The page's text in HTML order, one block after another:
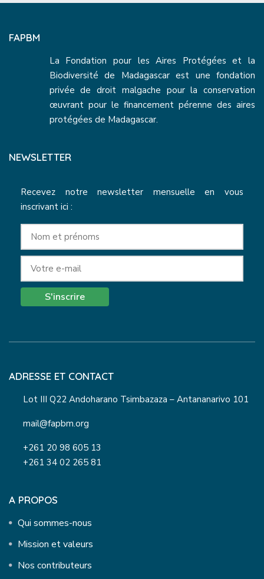
FAPBM
La Fondation pour les Aires Protégées et la
Biodiversité de Madagascar est une fondation
privée de droit malgache pour la conservation
œuvrant pour le financement pérenne des aires
protégées de Madagascar.
NEWSLETTER
Recevez notre newsletter mensuelle en vous
inscrivant ici :
S'inscrire
ADRESSE ET CONTACT
Lot III Q22 Andoharano Tsimbazaza – Antananarivo 101
mail@fapbm.org
+261 20 98 605 13
+261 34 02 265 81
A PROPOS
Qui sommes-nous
Mission et valeurs
Nos contributeurs